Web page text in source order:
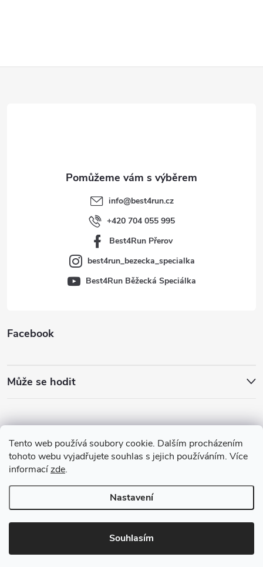
Tento web používá soubory cookie. Dalším procházením
tohoto webu vyjadřujete souhlas s jejich používáním. Více
informacízde.
Nastavení
Souhlasím
Facebook
Může se hodit
info@best4run.cz
+420 704 055 995
Best4Run Přerov
best4run_bezecka_specialka
Best4Run Běžecká Speciálka
Copyright 2026Best4Run Běžecká speciálka. Všechna práva vyhrazena.